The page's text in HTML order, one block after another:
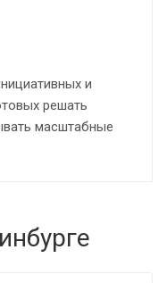
и
решать
масштабные